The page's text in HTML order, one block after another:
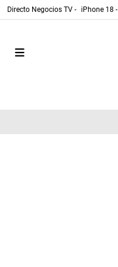
Directo Negocios TV - iPhone 18 -